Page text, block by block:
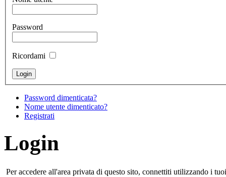
Password
Ricordami
Password dimenticata?
Nome utente dimenticato?
Registrati
Login
Per accedere all'area privata di questo sito, connettiti utilizzando i